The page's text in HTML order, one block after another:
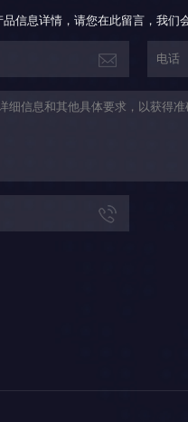
信息详情，请您在此留言，我们